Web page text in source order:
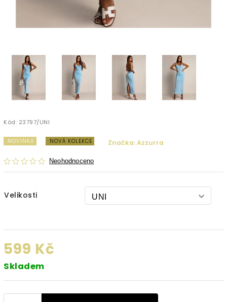
Kód: 23797/UNI
NOVINKA NOVÁ KOLEKCE
Neohodnoceno
Značka:Azzurra
Velikosti
599 Kč
Skladem